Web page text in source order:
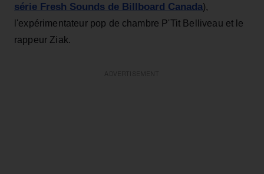
série Fresh Sounds de Billboard Canada),
l'expérimentateur pop de chambre P'Tit Belliveau et le
rappeur Ziak.